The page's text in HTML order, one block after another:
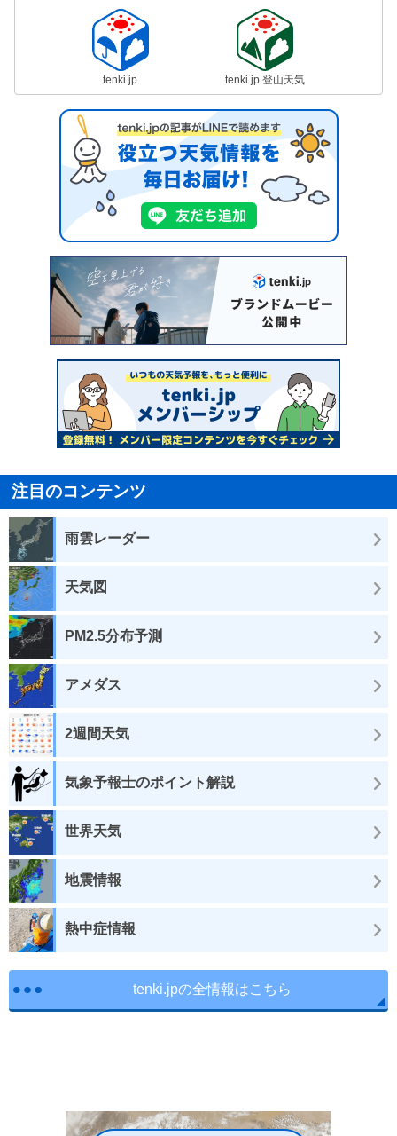
tenki.jp tenki.jp 登山天気
注目のコンテンツ
雨雲レーダー
天気図
PM2.5分布予測
アメダス
2週間天気
気象予報士のポイント解説
世界天気
地震情報
熱中症情報
tenki.jpの全情報はこちら